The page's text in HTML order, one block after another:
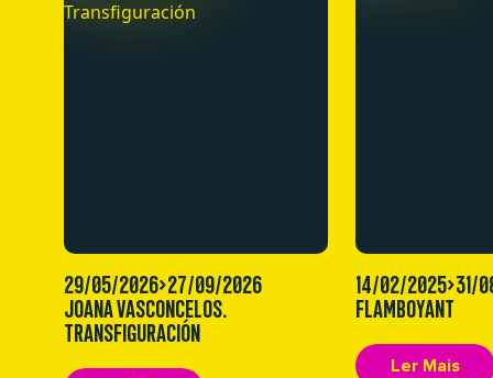
29/05/2026>27/09/2026
JOANA VASCONCELOS.
TRANSFIGURACIÓN
14/02/2025>31/
FLAMBOYANT
Ler Mais